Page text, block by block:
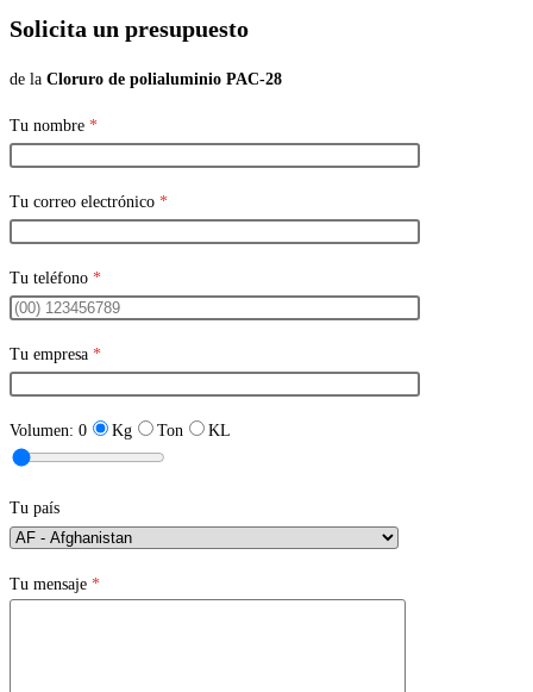
Solicita un presupuesto
de la Cloruro de polialuminio PAC-28
Tu nombre *
Tu correo electrónico *
Tu teléfono *
Tu empresa *
Volumen: 0 Kg Ton KL
Tu país
Tu mensaje *